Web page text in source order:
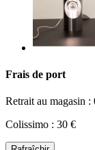
Frais de port
Retrait au magasin :
Colissimo : 30 €